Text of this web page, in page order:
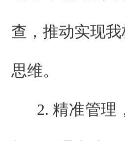
查，推动实现
思维。
2. 精准管理